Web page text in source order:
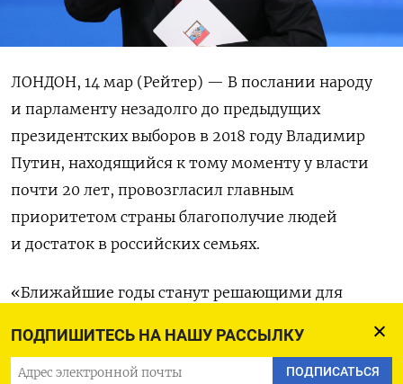
ПОДПИШИТЕСЬ НА НАШУ РАССЫЛКУ
ПОДПИСАТЬСЯ
ЛОНДОН, 14 мар (Рейтер) — В послании народу
и парламенту незадолго до предыдущих
президентских выборов в 2018 году Владимир
Путин, находящийся к тому моменту у власти
почти 20 лет, провозгласил главным
приоритетом страны благополучие людей
и достаток в российских семьях.
«Ближайшие годы станут решающими для
сбережение народа России и благополучие
наших граждан. Именно здесь нам нужно